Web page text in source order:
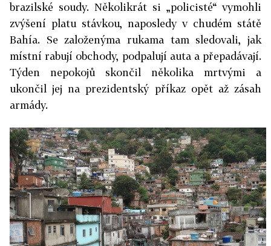
brazilské soudy. Několikrát si „policisté“ vymohli
zvýšení platu stávkou, naposledy v chudém státě
Bahía. Se založenýma rukama tam sledovali, jak
místní rabují obchody, podpalují auta a přepadávají.
Týden nepokojů skončil několika mrtvými a
ukončil jej na prezidentský příkaz opět až zásah
armády.